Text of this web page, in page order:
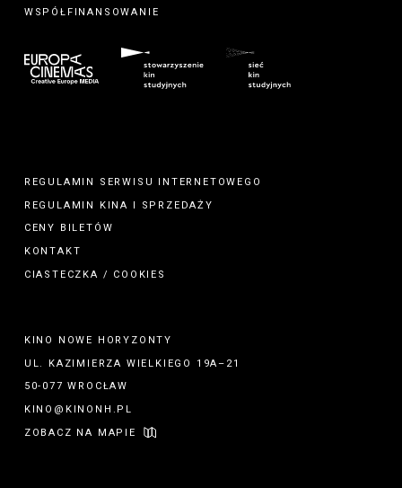
WSPÓŁFINANSOWANIE
REGULAMIN SERWISU INTERNETOWEGO
REGULAMIN KINA I
SPRZEDAŻY
CENY BILETÓW
KONTAKT
CIASTECZKA / COOKIES
KINO NOWE HORYZONTY
UL. KAZIMIERZA WIELKIEGO 19A–21
50-077 WROCŁAW
KINO@KINONH.PL
ZOBACZ NA MAPIE